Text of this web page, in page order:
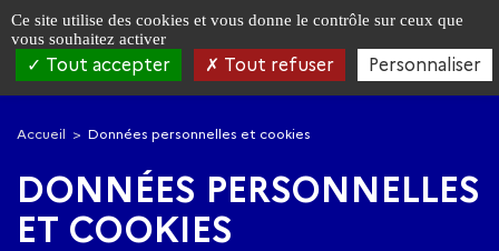
contenu
Accueil Données personnelles et cookies
DONNÉES PERSONNELLES
ET COOKIES
Panneau de gestion des cookies
Ce site utilise des cookies et vous donne le contrôle sur ceux que
vous souhaitez activer
Tout accepter Tout refuser Personnaliser